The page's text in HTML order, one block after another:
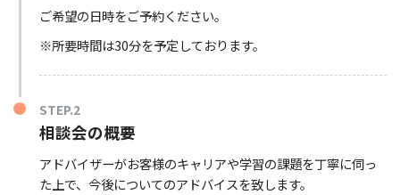
ご希望の日時をご予約ください。
※所要時間は30分を予定しております。
STEP.2
相談会の概要
アドバイザーがお客様のキャリアや学習の課題を丁寧に伺っ
た上で、今後についてのアドバイスを致します。